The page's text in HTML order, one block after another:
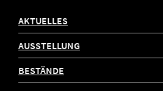
AKTUELLES
AUSSTELLUNG
BESTÄNDE